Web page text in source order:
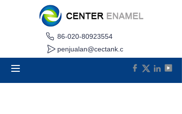
penjualan@cectank.c
om
86-020-80923554
Tentang